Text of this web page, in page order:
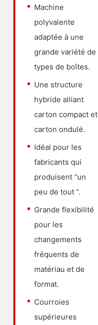
Machine
polyvalente
adaptée à une
grande variété de
types de boîtes.
Une structure
hybride alliant
carton compact et
carton ondulé.
Idéal pour les
fabricants qui
produisent “un
peu de tout ”.
Grande flexibilité
pour les
changements
fréquents de
matériau et de
format.
Courroies
supérieures